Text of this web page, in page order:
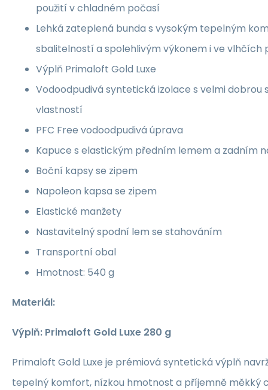
použití v chladném počasí
Lehká zateplená bunda s vysokým tepelným
sbalitelností a spolehlivým výkonem i ve vlhčích
Výplň Primaloft Gold Luxe
Vodoodpudivá syntetická izolace s velmi dobrou
vlastností
PFC Free vodoodpudivá úprava
Kapuce s elastickým předním lemem a zadním
Boční kapsy se zipem
Napoleon kapsa se zipem
Elastické manžety
Nastavitelný spodní lem se stahováním
Transportní obal
Hmotnost: 540 g
Materiál:
Výplň: Primaloft Gold Luxe 280 g
Primaloft Gold Luxe je prémiová syntetická výplň
tepelný komfort, nízkou hmotnost a příjemně měkký